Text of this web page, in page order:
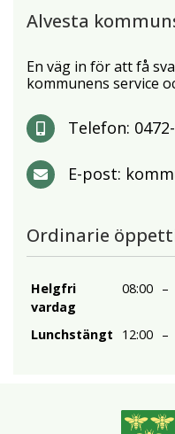
Alvesta
En väg in för att få
kommunens service
Telefon:
E-post:
Ordinarie
Helgfri
vardag
08:00 –
Lunchstängt 12:00 –